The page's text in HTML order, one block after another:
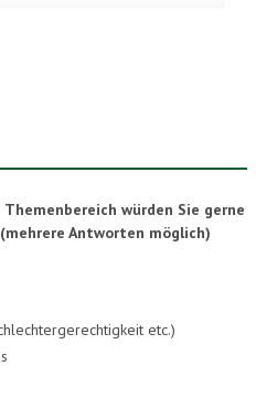
würden Sie gerne
Antworten möglich)
etc.)